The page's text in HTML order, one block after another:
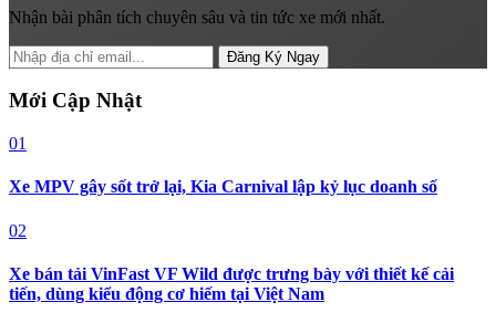
Nhận bài phân tích chuyên sâu và tin tức xe mới nhất.
Đăng Ký Ngay
Mới Cập Nhật
01
Xe MPV gây sốt trở lại, Kia Carnival lập kỷ lục doanh số
02
Xe bán tải VinFast VF Wild được trưng bày với thiết kế cải
tiến, dùng kiểu động cơ hiếm tại Việt Nam